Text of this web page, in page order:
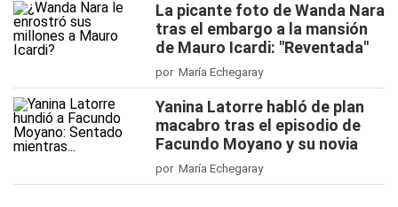
La picante foto de Wanda Nara
tras el embargo a la mansión
de Mauro Icardi: "Reventada"
por María Echegaray
Yanina Latorre habló de plan
macabro tras el episodio de
Facundo Moyano y su novia
por María Echegaray